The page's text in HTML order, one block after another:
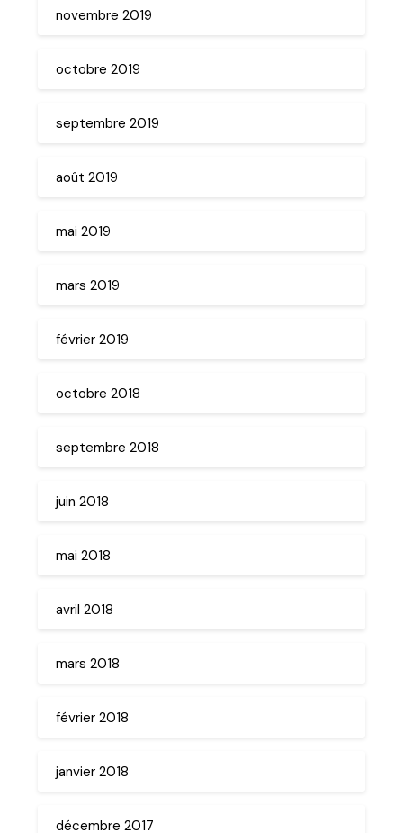
novembre 2019
octobre 2019
septembre 2019
août 2019
mai 2019
mars 2019
février 2019
octobre 2018
septembre 2018
juin 2018
mai 2018
avril 2018
mars 2018
février 2018
janvier 2018
décembre 2017